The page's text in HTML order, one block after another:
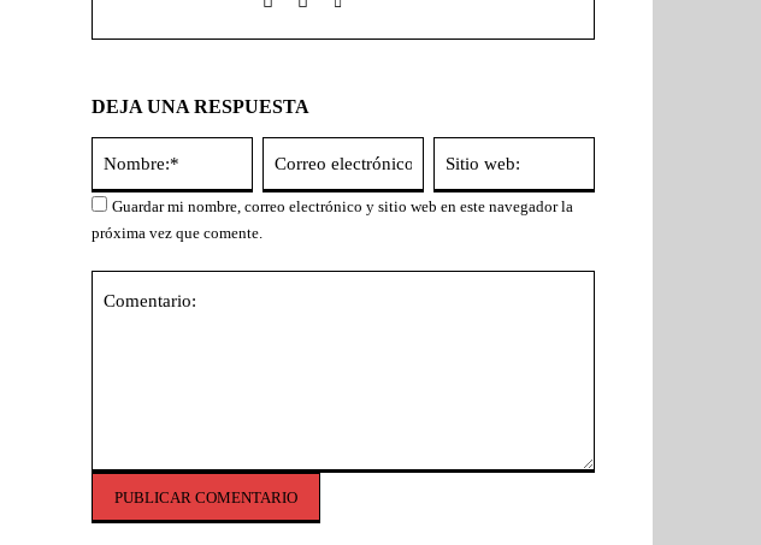
DEJA UNA RESPUESTA
electrónico:*
Guardar mi nombre, correo electrónico y sitio web en este navegador la
próxima vez que comente.